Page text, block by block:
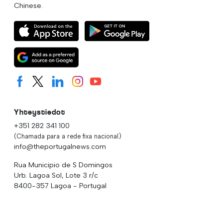
Chinese.
Yhteystiedot
+351 282 341 100
(Chamada para a rede fixa nacional)
info@theportugalnews.com
Rua Municipio de S Domingos
Urb. Lagoa Sol, Lote 3 r/c
8400-357 Lagoa - Portugal